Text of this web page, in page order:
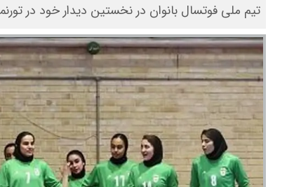
تیم ملی فوتسال بانوان در نخستین دیدار خود در